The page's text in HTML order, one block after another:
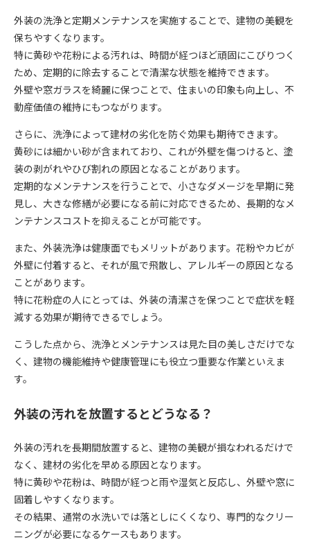
外装の洗浄と定期メンテナンスを実施することで、建物の美観を
保ちやすくなります。
特に黄砂や花粉による汚れは、時間が経つほど頑固にこびりつく
ため、定期的に除去することで清潔な状態を維持できます。
外壁や窓ガラスを綺麗に保つことで、住まいの印象も向上し、不
動産価値の維持にもつながります。
さらに、洗浄によって建材の劣化を防ぐ効果も期待できます。
黄砂には細かい砂が含まれており、これが外壁を傷つけると、塗
装の剥がれやひび割れの原因となることがあります。
定期的なメンテナンスを行うことで、小さなダメージを早期に発
見し、大きな修繕が必要になる前に対応できるため、長期的なメ
ンテナンスコストを抑えることが可能です。
また、外装洗浄は健康面でもメリットがあります。花粉やカビが
外壁に付着すると、それが風で飛散し、アレルギーの原因となる
ことがあります。
特に花粉症の人にとっては、外装の清潔さを保つことで症状を軽
減する効果が期待できるでしょう。
こうした点から、洗浄とメンテナンスは見た目の美しさだけでな
く、建物の機能維持や健康管理にも役立つ重要な作業といえま
す。
外装の汚れを放置するとどうなる？
外装の汚れを長期間放置すると、建物の美観が損なわれるだけで
なく、建材の劣化を早める原因となります。
特に黄砂や花粉は、時間が経つと雨や湿気と反応し、外壁や窓に
固着しやすくなります。
その結果、通常の水洗いでは落としにくくなり、専門的なクリー
ニングが必要になるケースもあります。